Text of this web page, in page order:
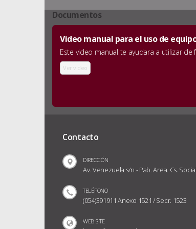
Documentos
Video manual para el uso de
Este video manual te ayudara a utilizar
Ver video
Contacto
DIRECCIÓN
Av. Venezuela s/n - Pab. Area. Cs.
TELÉFONO
(054)391911 Anexo 1521 / Secr. 1523
WEB SITE